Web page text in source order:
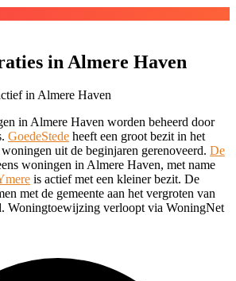
in Almere Haven
in Almere Haven
in Almere Haven worden beheerd door
GoedeStede heeft een groot bezit in het
uit de beginjaren gerenoveerd. De
woningen in Almere Haven, met name
is actief met een kleiner bezit. De
met de gemeente aan het vergroten van
Woningtoewijzing verloopt via WoningNet